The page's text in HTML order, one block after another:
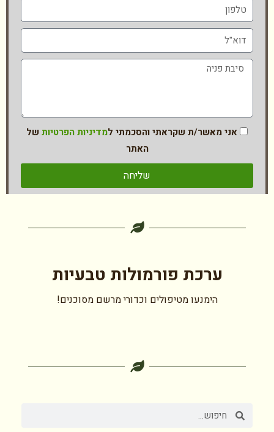
אני מאשר/ת שקראתי והסכמתי למדיניות הפרטיותשל
האתר
שליחה
ערכת פורמולות טבעיות
הימנעו מטיפולים וכדורי מרשם מסוכנים!